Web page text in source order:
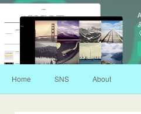
Home SNS About